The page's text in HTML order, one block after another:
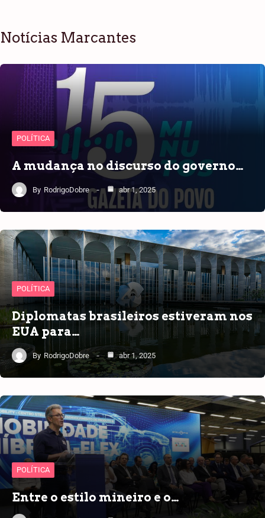
Notícias Marcantes
POLÍTICA
A mudança no discurso do governo…
By RodrigoDobre abr 1, 2025
POLÍTICA
Diplomatas brasileiros estiveram nos
EUA para…
By RodrigoDobre abr 1, 2025
POLÍTICA
Entre o estilo mineiro e o…